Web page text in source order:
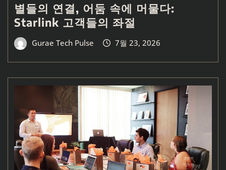
별들의 연결, 어둠 속에 머물다:
Starlink 고객들의 좌절
Gurae Tech Pulse 7월 23, 2026